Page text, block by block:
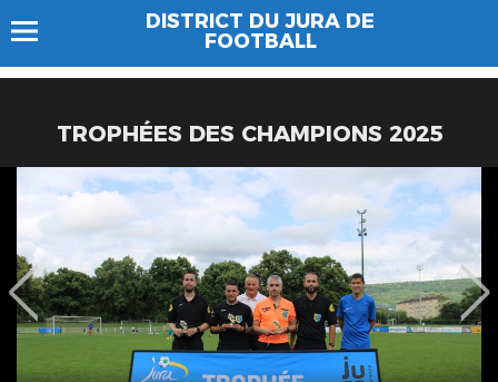
DISTRICT DU JURA DE
FOOTBALL
TROPHÉES DES CHAMPIONS 2025